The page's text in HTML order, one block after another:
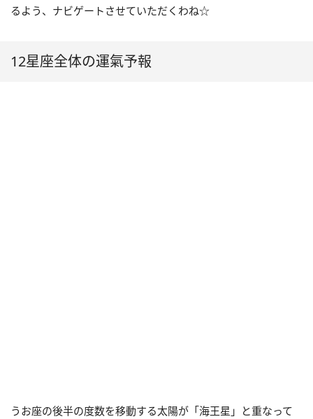
るよう、ナビゲートさせていただくわね☆
12星座全体の運氣予報
うお座の後半の度数を移動する太陽が「海王星」と重なって